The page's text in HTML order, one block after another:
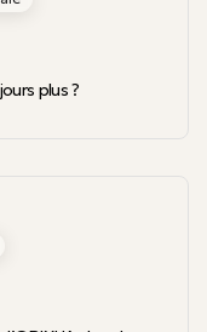
plus ?